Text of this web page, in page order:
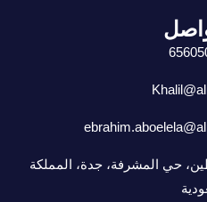
حي المشرفة، جدة، المملكة